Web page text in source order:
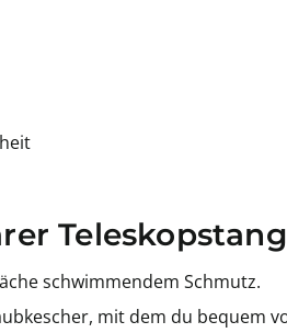
schwimmendem Schmutz.
mit dem du bequem